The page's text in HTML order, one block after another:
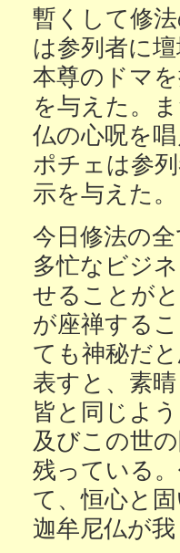
暫くして修
は参列者に
本尊のドマ
を与えた。
仏の心呪を
ポチェは参
示を与えた。
今日修法の
多忙なビジ
せることが
が座禅する
ても神秘だ
表すと、素
皆と同じよ
及びこの世
残っている
て、恒心と
迦牟尼仏が